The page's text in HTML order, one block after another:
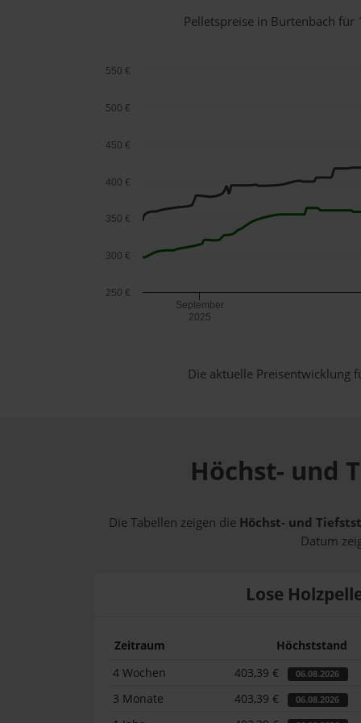
Pelletspreise in Burtenbach für
September
2025
250 €
300 €
350 €
400 €
450 €
500 €
550 €
Die aktuelle Preisentwicklung
Höchst- und
Die Tabellen zeigen die Höchst- und
Datum
Lose
Zeitraum Höchststand
4 Wochen
403,39 € 06.08.2026
3 Monate 403,39 € 06.08.2026